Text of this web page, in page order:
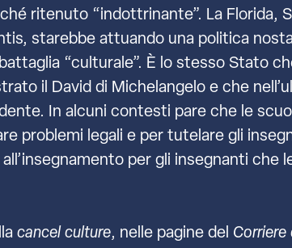
ritenuto “indottrinante”. La Florida,
starebbe attuando una politica
“culturale”. È lo stesso Stato
il David di Michelangelo e che
In alcuni contesti pare che le
problemi legali e per tutelare gli
per gli insegnanti che
cancel culture, nelle pagine del Corriere